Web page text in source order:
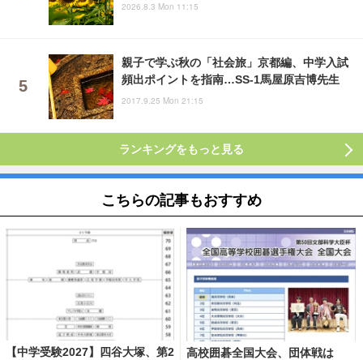
2026.8.3 Mon 11:15
親子で学ぶ秋の「社会旅」京都編、中学入試
頻出ポイントを指南…SS-1馬屋原吉博先生
2017.9.25 Mon 21:15
ランキングをもっと見る
こちらの記事もおすすめ
【中学受験2027】四谷大塚、第2
高校囲碁全国大会、団体戦は